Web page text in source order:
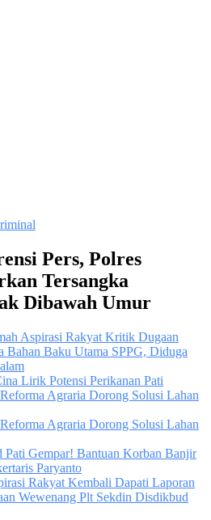
Pers, Polres
Tersangka
Dibawah Umur
Aspirasi Rakyat Kritik Dugaan
Bahan Baku Utama SPPG, Diduga
Lirik Potensi Perikanan Pati
Agraria Dorong Solusi Lahan
Agraria Dorong Solusi Lahan
Pati Gempar! Bantuan Korban Banjir
Paryanto
Rakyat Kembali Dapati Laporan
Wewenang Plt Sekdin Disdikbud